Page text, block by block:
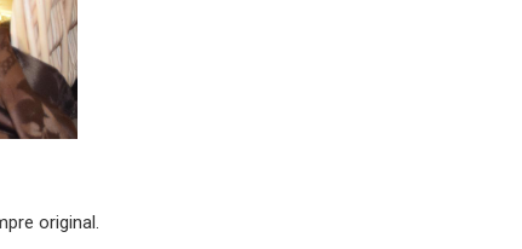
original.